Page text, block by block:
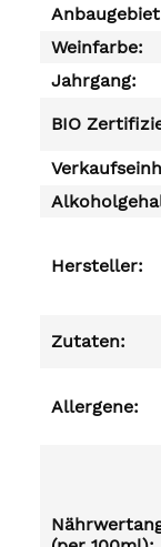
Weinfarbe:
Jahrgang:
BIO
Hersteller:
Zutaten:
Allergene: